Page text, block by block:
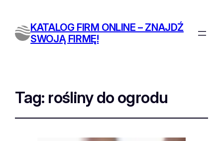
KATALOG FIRM ONLINE – ZNAJDŹ
SWOJĄ FIRMĘ!
Tag: rośliny do ogrodu